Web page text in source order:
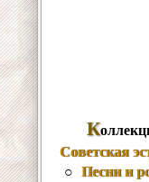
К
Советская
○ Песни и